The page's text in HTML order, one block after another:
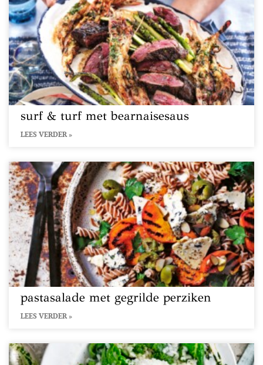
surf & turf met bearnaisesaus
LEES VERDER »
pastasalade met gegrilde perziken
LEES VERDER »